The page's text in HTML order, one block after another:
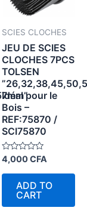
SCIES CLOCHES
JEU DE SCIES
CLOCHES 7PCS
TOLSEN
Idéal pour le
Bois –
REF:75870 /
SCI75870
Rated
out
4,000CFA
ADD TO
CART